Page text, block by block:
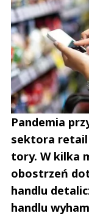
Pandemia
sektora retail
tory. W kilka
obostrzeń
handlu
handlu